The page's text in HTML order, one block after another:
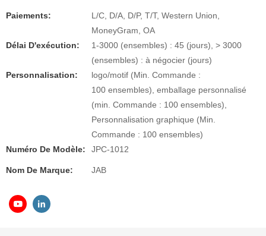
Paiements:
L/C, D/A, D/P, T/T, Western Union,
MoneyGram, OA
Délai D'exécution:
1-3000 (ensembles) : 45 (jours), > 3000
(ensembles) : à négocier (jours)
Personnalisation:
logo/motif (Min. Commande :
100 ensembles), emballage personnalisé
(min. Commande : 100 ensembles),
Personnalisation graphique (Min.
Commande : 100 ensembles)
Numéro De Modèle:
JPC-1012
Nom De Marque: JAB